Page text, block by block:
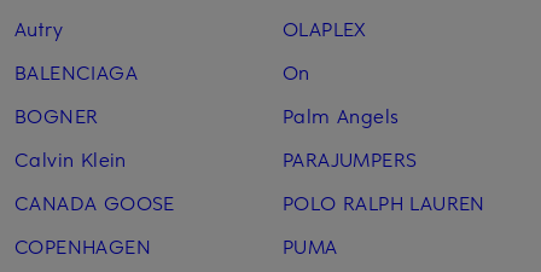
Autry
BALENCIAGA
BOGNER
Calvin Klein
CANADA GOOSE
COPENHAGEN
OLAPLEX
On
Palm Angels
PARAJUMPERS
POLO RALPH LAUREN
PUMA